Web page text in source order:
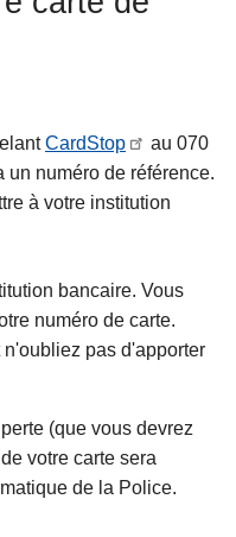
CardStop
au 070
un numéro de référence.
à votre institution
bancaire. Vous
numéro de carte.
pas d'apporter
(que vous devrez
votre carte sera
de la Police.